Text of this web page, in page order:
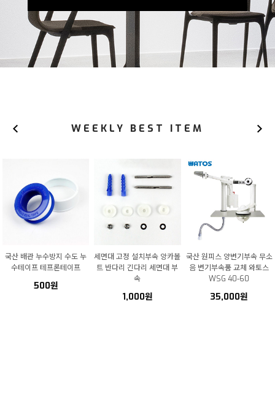
WEEKLY BEST ITEM
국산 배관 누수방지 수도 누
수테이프 테프론테이프
500원
세면대 고정 설치부속 앙카볼
트 반다리 긴다리 세면대 부
속
1,000원
국산 원피스 양변기부속 무소
음 변기부속품 교체 와토스
WSG 40-60
35,000원